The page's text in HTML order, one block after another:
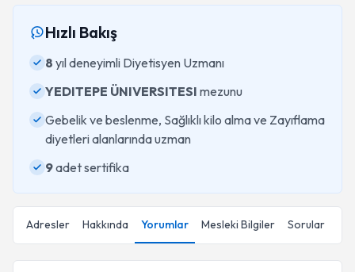
Hızlı Bakış
8 yıl deneyimli Diyetisyen Uzmanı
YEDITEPE ÜNIVERSITESI mezunu
Gebelik ve beslenme, Sağlıklı kilo alma ve Zayıflama
diyetleri alanlarında uzman
9adet sertifika
Adresler Hakkında Yorumlar Mesleki Bilgiler Sorular